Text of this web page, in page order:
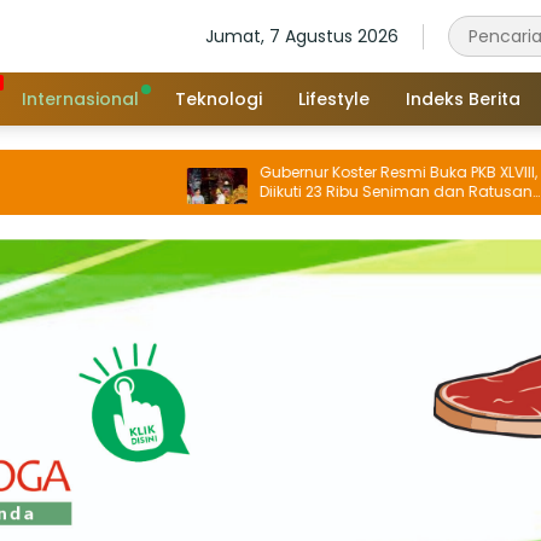
Jumat, 7 Agustus 2026
Internasional Teknologi Lifestyle Indeks Berita
Gubernur Koster Resmi Buka PKB XLVIII,
Diikuti 23 Ribu Seniman dan Ratusan
Sekaa, IKM/UMKM Digratiskan